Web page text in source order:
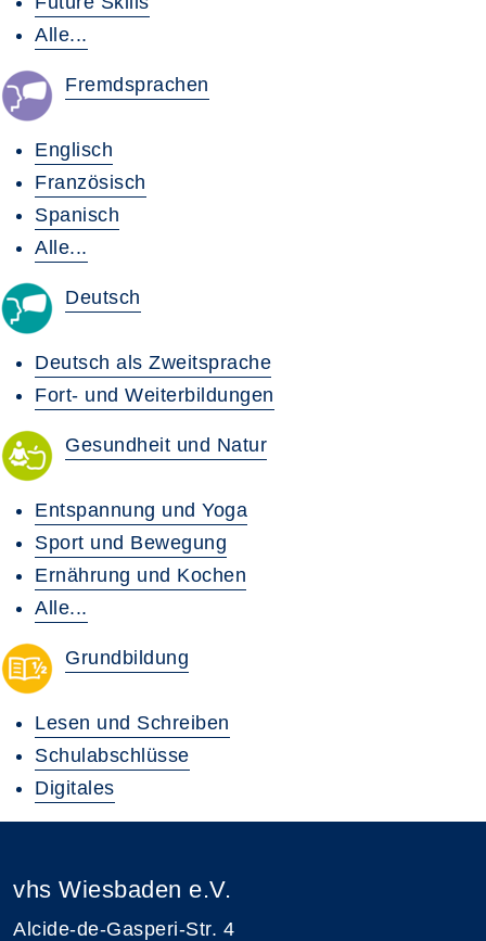
Alle...
Fremdsprachen
Englisch
Französisch
Spanisch
Alle...
Deutsch
Deutsch als Zweitsprache
Fort- und Weiterbildungen
Gesundheit und Natur
Entspannung und Yoga
Sport und Bewegung
Ernährung und Kochen
Alle...
Grundbildung
Lesen und Schreiben
Schulabschlüsse
Digitales
vhs Wiesbaden e.V.
Alcide-de-Gasperi-Str. 4